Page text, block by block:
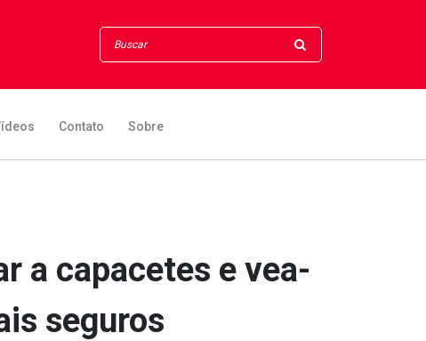
Contato Sobre
a capacetes e vea­
seguros